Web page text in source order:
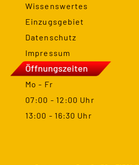
Wissenswertes
Einzugsgebiet
Datenschutz
Impressum
Öffnungszeiten
Mo - Fr
07:00 - 12:00 Uhr
13:00 - 16:30 Uhr